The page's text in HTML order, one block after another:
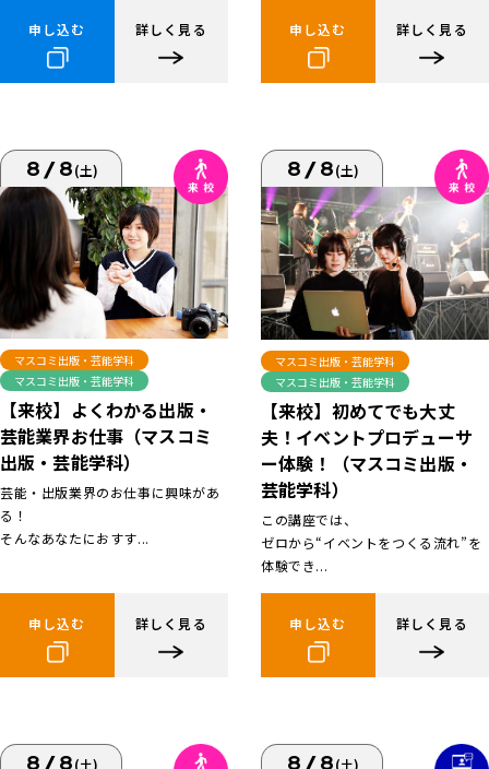
申し込む 詳しく見る 申し込む 詳しく見る
8/8(土)
マスコミ出版・芸能学科
マスコミ出版・芸能学科
【来校】よくわかる出版・
芸能業界お仕事（マスコミ
出版・芸能学科）
芸能・出版業界のお仕事に興味があ
る！
そんなあなたにおすす...
申し込む 詳しく見る
8/8(土)
マスコミ出版・芸能学科
マスコミ出版・芸能学科
【来校】初めてでも大丈
夫！イベントプロデューサ
ー体験！（マスコミ出版・
芸能学科）
この講座では、
ゼロから“イベントをつくる流れ”を
体験でき...
申し込む 詳しく見る
8/8(土) 8/8(土)